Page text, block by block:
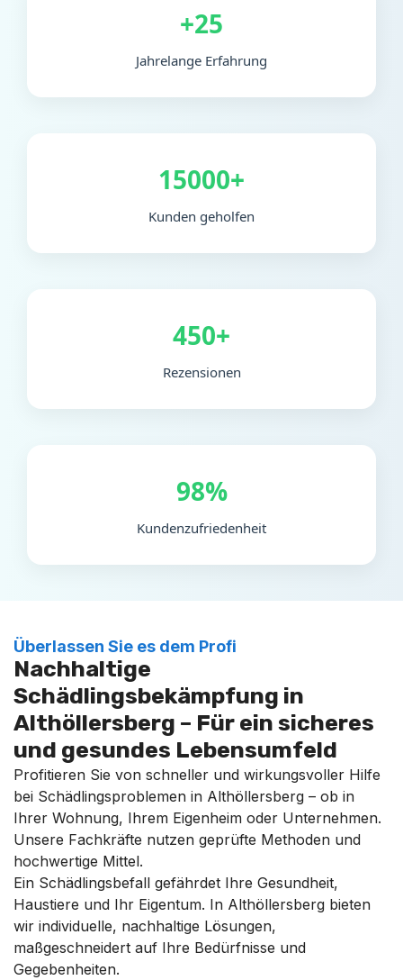
+25
Jahrelange Erfahrung
15000+
Kunden geholfen
450+
Rezensionen
98%
Kundenzufriedenheit
Überlassen Sie es dem Profi
Nachhaltige
Schädlingsbekämpfung in
Althöllersberg – Für ein sicheres
und gesundes Lebensumfeld
Profitieren Sie von schneller und wirkungsvoller Hilfe
bei Schädlingsproblemen in Althöllersberg – ob in
Ihrer Wohnung, Ihrem Eigenheim oder Unternehmen.
Unsere Fachkräfte nutzen geprüfte Methoden und
hochwertige Mittel.
Ein Schädlingsbefall gefährdet Ihre Gesundheit,
Haustiere und Ihr Eigentum. In Althöllersberg bieten
wir individuelle, nachhaltige Lösungen,
maßgeschneidert auf Ihre Bedürfnisse und
Gegebenheiten.